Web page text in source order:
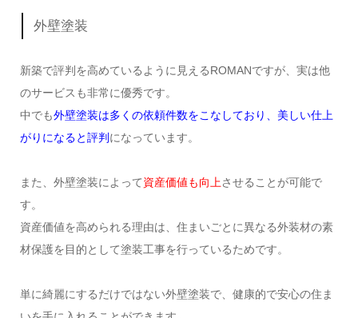
外壁塗装
新築で評判を高めているように見えるROMANですが、実は他
のサービスも非常に優秀です。
中でも外壁塗装は多くの依頼件数をこなしており、美しい仕上
がりになると評判になっています。
また、外壁塗装によって資産価値も向上させることが可能で
す。
資産価値を高められる理由は、住まいごとに異なる外装材の素
材保護を目的として塗装工事を行っているためです。
単に綺麗にするだけではない外壁塗装で、健康的で安心の住ま